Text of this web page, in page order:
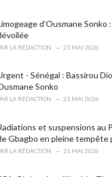
d’Ousmane Sonko
LA RÉDACTION 25 MAI 2026
- Sénégal : Bassirou
Sonko
LA RÉDACTION 23 MAI 2026
et suspensions au
Gbagbo en pleine tempête
LA RÉDACTION 21 MAI 2026